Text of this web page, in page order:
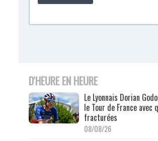
D'HEURE EN HEURE
Le Lyonnais Dorian
le Tour de France avec
fracturées
08/08/26